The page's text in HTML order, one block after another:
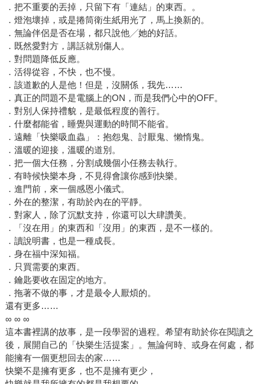
．把不重要的丟掉，只留下有「連結」的東西。。
．燈泡壞掉，或是捲筒衛生紙用光了，馬上換新的。
．無論伴侶是否在場，都只說他╱她的好話。
．既然愛對方，講話就別傷人。
．對問題降低反應。
．活得從容，不快，也不慢。
．該道歉的人是他！但是，沒關係，我先……
．真正的問題不是電腦上的ON，而是我們心中的OFF。
．對別人保持禮貌，是最低程度的善行。
．什麼都能省，睡覺與運動的時間不能省。
．遠離「快樂吸血蟲」：抱怨鬼、討厭鬼、懶惰鬼。
．溫暖的迎接，溫暖的道別。
．把一個大任務，分割成幾個小任務去執行。
．有時候快樂本身，不見得會讓你感到快樂。
．進門前，來一個感恩小儀式。
．外在的整潔，有助於內在的平靜。
．對家人，除了沉默支持，你還可以大肆讚美。
．「沒在用」的東西和「沒用」的東西，是不一樣的。
．讀說明書，也是一種成長。
．身在福中深知福。
．只買需要的東西。
．鑰匙要收在固定的地方。
．拖著不做的事，才是最令人厭煩的。
還有更多……
∞ ∞ ∞
這本書裡講的故事，是一段學習的過程。希望有助於你在閱讀之
後，展開自己的「快樂生活提案」。無論何時、或身在何處，都
能擁有一個更想回去的家……
快樂不是擁有更多，也不是擁有更少，